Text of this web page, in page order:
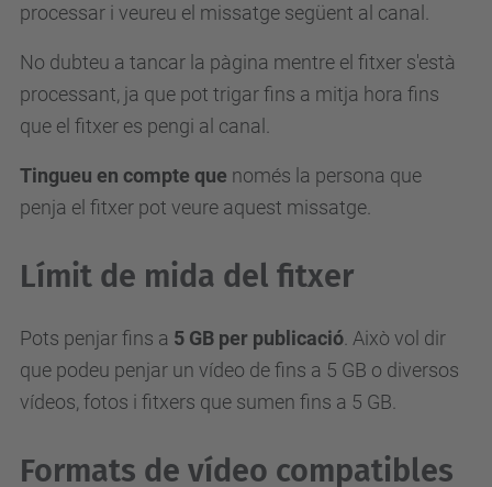
processar i veureu el missatge següent al canal.
No dubteu a tancar la pàgina mentre el fitxer s'està
processant, ja que pot trigar fins a mitja hora fins
que el fitxer es pengi al canal.
Tingueu en compte que només la persona que
penja el fitxer pot veure aquest missatge.
Límit de mida del fitxer
Pots penjar fins a 5 GB per publicació Això vol dir
que podeu penjar un vídeo de fins a 5 GB o diversos
vídeos, fotos i fitxers que sumen fins a 5 GB.
Formats de vídeo compatibles